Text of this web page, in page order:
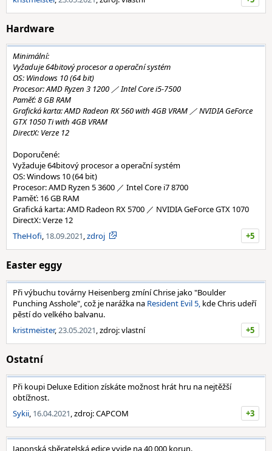
Hardware
Minimální:
Vyžaduje 64bitový procesor a operační systém
OS: Windows 10 (64 bit)
Procesor: AMD Ryzen 3 1200 ／ Intel Core i5-7500
Paměť: 8 GB RAM
Grafická karta: AMD Radeon RX 560 with 4GB VRAM ／ NVIDIA GeForce
GTX 1050 Ti with 4GB VRAM
DirectX: Verze 12
Doporučené:
Vyžaduje 64bitový procesor a operační systém
OS: Windows 10 (64 bit)
Procesor: AMD Ryzen 5 3600 ／ Intel Core i7 8700
Paměť: 16 GB RAM
Grafická karta: AMD Radeon RX 5700 ／ NVIDIA GeForce GTX 1070
DirectX: Verze 12
TheHofi, 18.09.2021,zdroj +5
Easter eggy
Při výbuchu továrny Heisenberg zmíní Chrise jako "Boulder
Punching Asshole", což je narážka na Resident Evil 5, kde Chris udeří
pěstí do velkého balvanu.
kristmeister,23.05.2021, zdroj: vlastní +5
Ostatní
Při koupi Deluxe Edition získáte možnost hrát hru na nejtěžší
obtížnost.
Sykii, 16.04.2021, zdroj: CAPCOM +3
Japonská sběratelská edice vyjde na 40 000 korun.